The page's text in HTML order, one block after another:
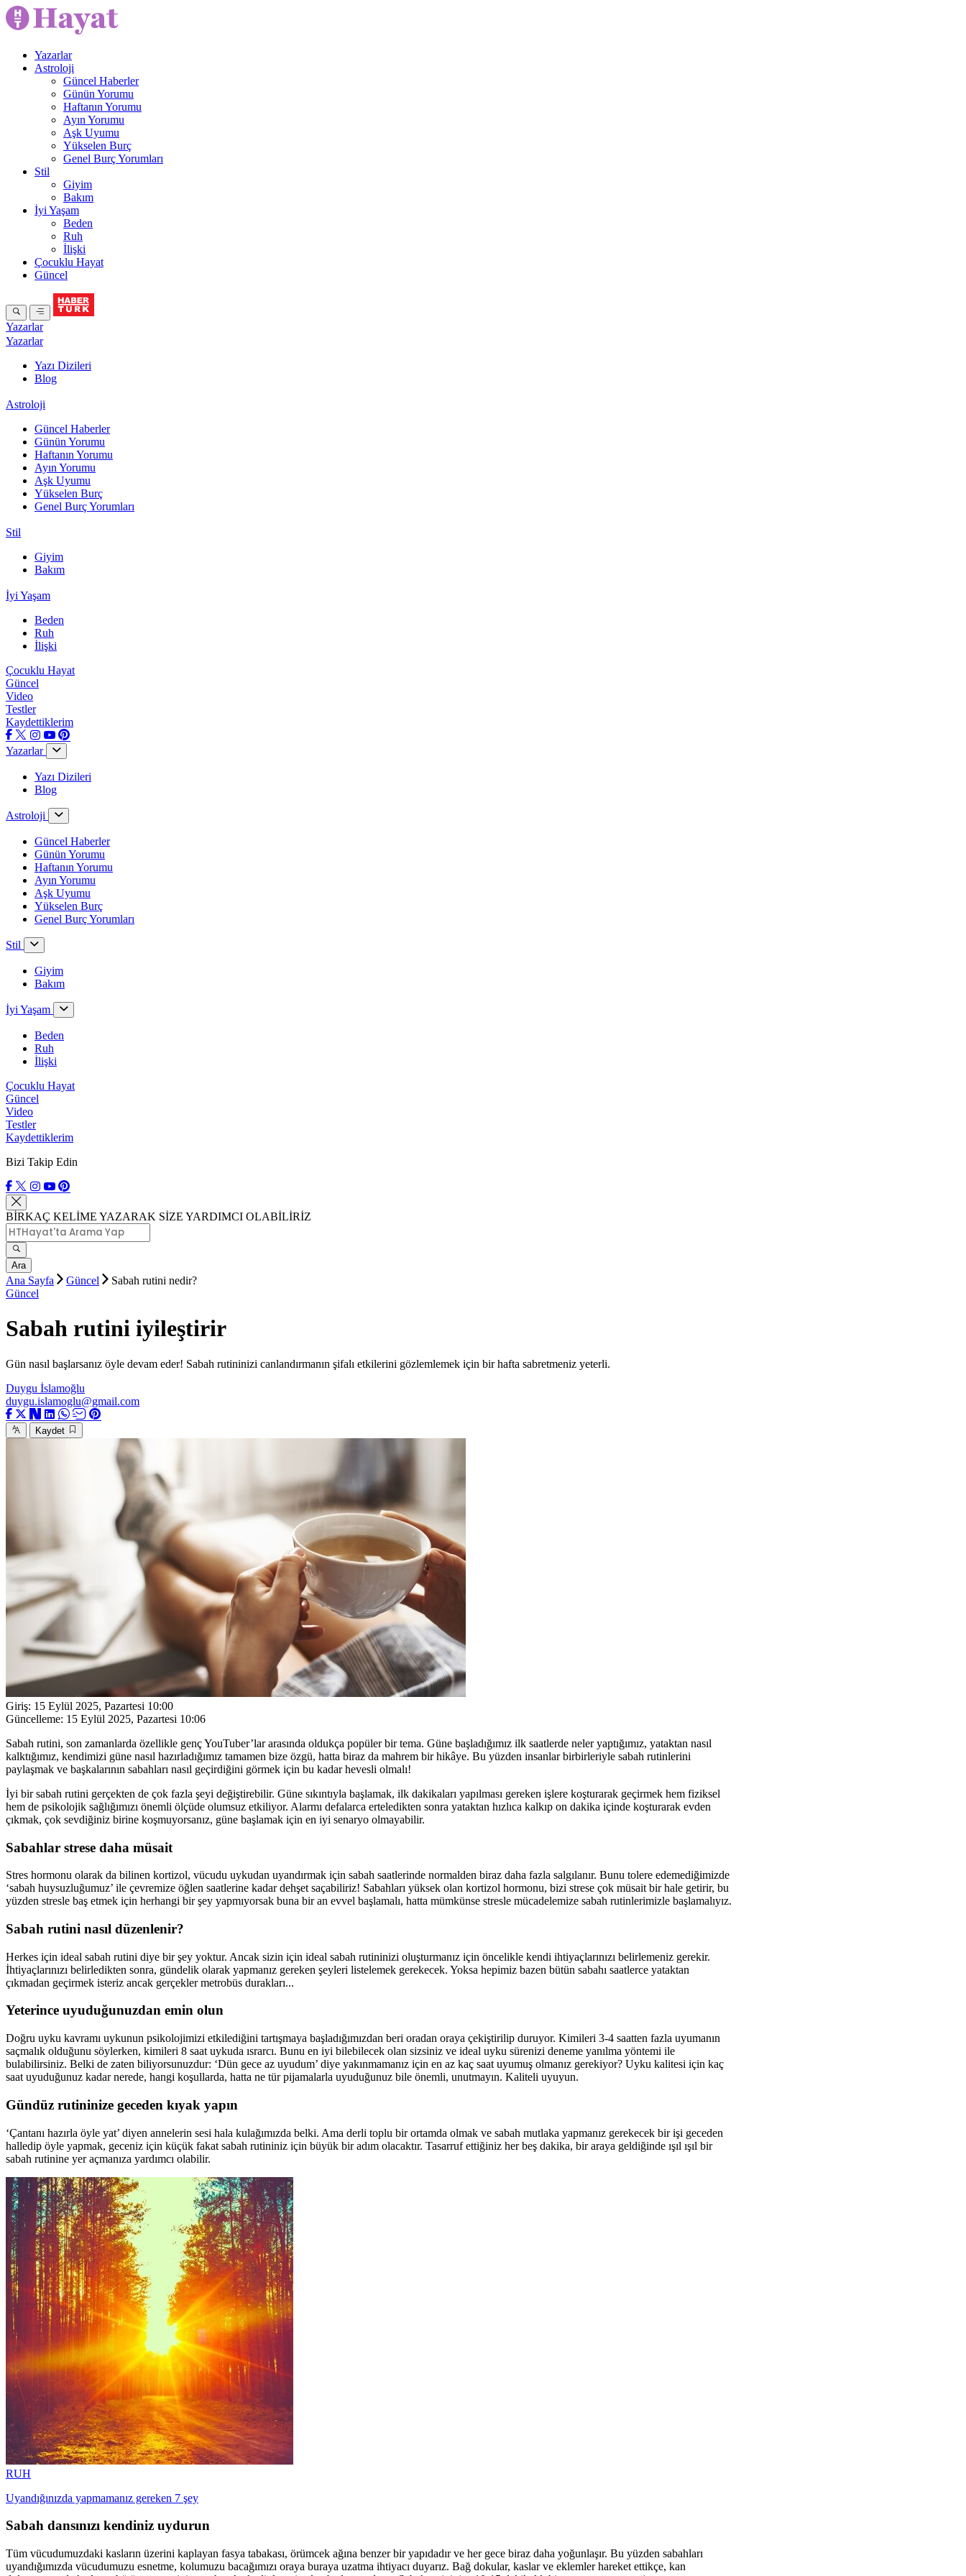
Yazarlar
Astroloji
Güncel Haberler
Günün Yorumu
Haftanın Yorumu
Ayın Yorumu
Aşk Uyumu
Yükselen Burç
Genel Burç Yorumları
Stil
Giyim
Bakım
İyi Yaşam
Beden
Ruh
İlişki
Çocuklu Hayat
Güncel
Yazarlar
Yazarlar
Yazı Dizileri
Blog
Astroloji
Güncel Haberler
Günün Yorumu
Haftanın Yorumu
Ayın Yorumu
Aşk Uyumu
Yükselen Burç
Genel Burç Yorumları
Stil
Giyim
Bakım
İyi Yaşam
Beden
Ruh
İlişki
Çocuklu Hayat
Güncel
Video
Testler
Kaydettiklerim
Yazarlar
Yazı Dizileri
Blog
Astroloji
Güncel Haberler
Günün Yorumu
Haftanın Yorumu
Ayın Yorumu
Aşk Uyumu
Yükselen Burç
Genel Burç Yorumları
Stil
Giyim
Bakım
İyi Yaşam
Beden
Ruh
İlişki
Çocuklu Hayat
Güncel
Video
Testler
Kaydettiklerim
Bizi Takip Edin
BİRKAÇ KELİME YAZARAK SİZE YARDIMCI OLABİLİRİZ
Ara
Ana Sayfa Güncel
Sabah rutini nedir?
Güncel
Sabah rutini iyileştirir
Gün nasıl başlarsanız öyle devam eder! Sabah rutininizi canlandırmanın şifalı etkilerini gözlemlemek için bir hafta sabretmeniz yeterli.
Duygu İslamoğlu
duygu.islamoglu@gmail.com
Kaydet
Giriş: 15 Eylül 2025, Pazartesi 10:00
Güncelleme: 15 Eylül 2025, Pazartesi 10:06
Sabah rutini, son zamanlarda özellikle genç YouTuber’lar arasında oldukça popüler bir tema. Güne başladığımız ilk saatlerde neler yaptığımız, yataktan nasıl
kalktığımız, kendimizi güne nasıl hazırladığımız tamamen bize özgü, hatta biraz da mahrem bir hikâye. Bu yüzden insanlar birbirleriyle sabah rutinlerini
paylaşmak ve başkalarının sabahları nasıl geçirdiğini görmek için bu kadar hevesli olmalı!
İyi bir sabah rutini gerçekten de çok fazla şeyi değiştirebilir. Güne sıkıntıyla başlamak, ilk dakikaları yapılması gereken işlere koşturarak geçirmek hem fiziksel
hem de psikolojik sağlığımızı önemli ölçüde olumsuz etkiliyor. Alarmı defalarca erteledikten sonra yataktan hızlıca kalkıp on dakika içinde koşturarak evden
çıkmak, çok sevdiğiniz birine koşmuyorsanız, güne başlamak için en iyi senaryo olmayabilir.
Sabahlar strese daha müsait
Stres hormonu olarak da bilinen kortizol, vücudu uykudan uyandırmak için sabah saatlerinde normalden biraz daha fazla salgılanır. Bunu tolere edemediğimizde
‘sabah huysuzluğumuz’ ile çevremize öğlen saatlerine kadar dehşet saçabiliriz! Sabahları yüksek olan kortizol hormonu, bizi strese çok müsait bir hale getirir, bu
yüzden stresle baş etmek için herhangi bir şey yapmıyorsak buna bir an evvel başlamalı, hatta mümkünse stresle mücadelemize sabah rutinlerimizle başlamalıyız.
Sabah rutini nasıl düzenlenir?
Herkes için ideal sabah rutini diye bir şey yoktur. Ancak sizin için ideal sabah rutininizi oluşturmanız için öncelikle kendi ihtiyaçlarınızı belirlemeniz gerekir.
İhtiyaçlarınızı belirledikten sonra, gündelik olarak yapmanız gereken şeyleri listelemek gerekecek. Yoksa hepimiz bazen bütün sabahı saatlerce yataktan
çıkmadan geçirmek isteriz ancak gerçekler metrobüs durakları...
Yeterince uyuduğunuzdan emin olun
Doğru uyku kavramı uykunun psikolojimizi etkilediğini tartışmaya başladığımızdan beri oradan oraya çekiştirilip duruyor. Kimileri 3-4 saatten fazla uyumanın
saçmalık olduğunu söylerken, kimileri 8 saat uykuda ısrarcı. Bunu en iyi bilebilecek olan sizsiniz ve ideal uyku sürenizi deneme yanılma yöntemi ile
bulabilirsiniz. Belki de zaten biliyorsunuzdur: ‘Dün gece az uyudum’ diye yakınmamanız için en az kaç saat uyumuş olmanız gerekiyor? Uyku kalitesi için kaç
saat uyuduğunuz kadar nerede, hangi koşullarda, hatta ne tür pijamalarla uyuduğunuz bile önemli, unutmayın. Kaliteli uyuyun.
Gündüz rutininize geceden kıyak yapın
‘Çantanı hazırla öyle yat’ diyen annelerin sesi hala kulağımızda belki. Ama derli toplu bir ortamda olmak ve sabah mutlaka yapmanız gerekecek bir işi geceden
halledip öyle yapmak, geceniz için küçük fakat sabah rutininiz için büyük bir adım olacaktır. Tasarruf ettiğiniz her beş dakika, bir araya geldiğinde ışıl ışıl bir
sabah rutinine yer açmanıza yardımcı olabilir.
RUH
Uyandığınızda yapmamanız gereken 7 şey
Sabah dansınızı kendiniz uydurun
Tüm vücudumuzdaki kasların üzerini kaplayan fasya tabakası, örümcek ağına benzer bir yapıdadır ve her gece biraz daha yoğunlaşır. Bu yüzden sabahları
uyandığımızda vücudumuzu esnetme, kolumuzu bacağımızı oraya buraya uzatma ihtiyacı duyarız. Bağ dokular, kaslar ve eklemler hareket ettikçe, kan